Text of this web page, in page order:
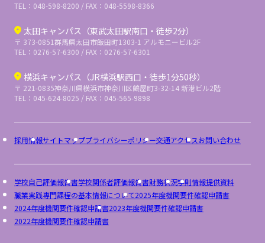
TEL：048-598-8200 / FAX：048-5598-8366
太田キャンパス（東武太田駅南口・徒歩2分）
〒 373-0851群馬県太田市飯田町1303-1 アルモニービル2F
TEL：0276-57-6300 / FAX：0276-57-6301
横浜キャンパス（JR横浜駅西口・徒歩1分50秒）
〒 221-0835神奈川県横浜市神奈川区鶴屋町3-32-14 新港ビル2階
TEL：045-624-8025 / FAX：045-565-9898
採用情報サイトマッププライバシーポリシー交通アクセスお問い合わせ
学校自己評価報告書学校関係者評価報告書財務状況学則情報提供資料
職業実践専門課程の基本情報について2025年度機関要件確認申請書
2024年度機関要件確認申請書2023年度機関要件確認申請書
2022年度機関要件確認申請書